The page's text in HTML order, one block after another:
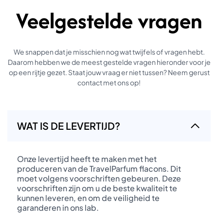
Veelgestelde vragen
We snappen dat je misschien nog wat twijfels of vragen hebt.
Daarom hebben we de meest gestelde vragen hieronder voor je
op een rijtje gezet. Staat jouw vraag er niet tussen? Neem gerust
contact met ons op!
WAT IS DE LEVERTIJD?
Onze levertijd heeft te maken met het
produceren van de TravelParfum flacons. Dit
moet volgens voorschriften gebeuren. Deze
voorschriften zijn om u de beste kwaliteit te
kunnen leveren, en om de veiligheid te
garanderen in ons lab.